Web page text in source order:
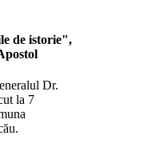
de istorie",
Dr.
la 7